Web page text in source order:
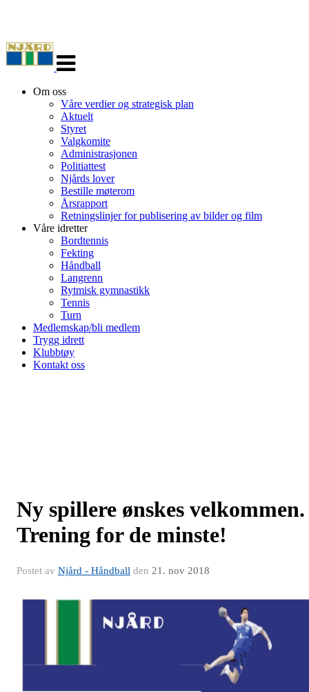
navigasjon
Om oss
Våre verdier og strategisk plan
Aktuelt
Styret
Valgkomite
Administrasjonen
Politiattest
Njårds lover
Bestille møterom
Årsrapport
Retningslinjer for publisering av bilder og film
Våre idretter
Bordtennis
Fekting
Håndball
Langrenn
Rytmisk gymnastikk
Tennis
Turn
Medlemskap/bli medlem
Trygg idrett
Klubbtøy
Kontakt oss
Ny spillere ønskes velkommen.
Trening for de minste!
Postet av Njård - Håndball den 21. nov 2018